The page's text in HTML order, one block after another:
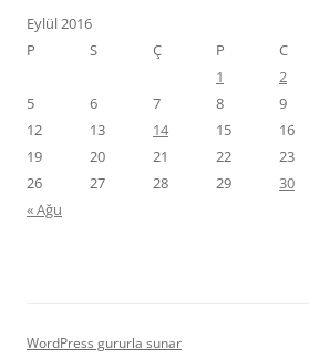
Eylül 2016
P
S Ç P C
1
2
5
6 7 8 9
12
13 14 15 16
19
20 21 22 23
26
27 28 29
30
« Ağu
WordPress gururla sunar